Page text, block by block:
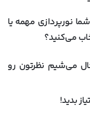
نورپردازی مهمه یا
می‌کنید؟
می‌شیم نظرتون رو
بدید!